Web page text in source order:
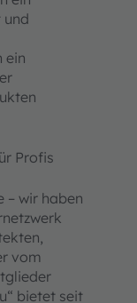
und
ein
Profis
– wir haben
vom
bietet seit